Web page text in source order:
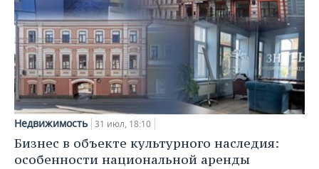
Недвижимость 31 июл, 18:10
Бизнес в объекте культурного наследия:
особенности национальной аренды